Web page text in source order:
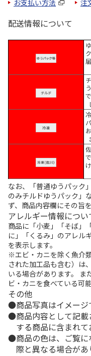
お支払い方法 注
配送情報について
なお、「普通ゆうパック
のみチルドゆうパック」
ず、商品内容欄にその旨
アレルギー情報につい
商品に「小麦」「そば」
に」「くるみ」のアレル
を表示します。
※エビ・カニを除く魚介
された加工品も含む）は
いる場合があります。 ま
ビ・カニを食べている可
その他
商品写真はイメージ
商品内容として記
する商品に含まれて
商品の色は、ご覧
際と異なる場合があ